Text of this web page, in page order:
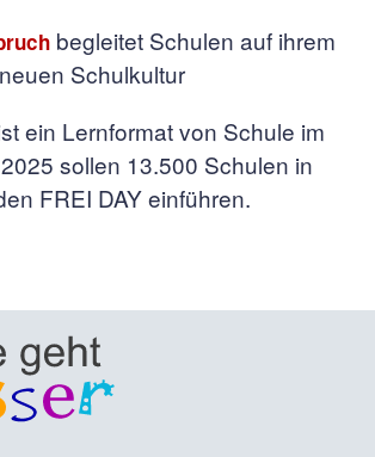
begleitet Schulen auf ihrem
Schulkultur
ein Lernformat von Schule im
sollen 13.500 Schulen in
FREI DAY einführen.